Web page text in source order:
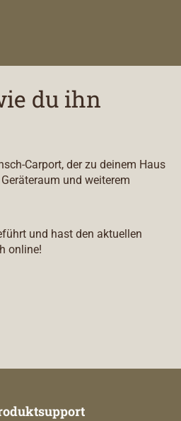
du ihn
Carport, der zu deinem Haus
und weiterem
und hast den aktuellen
online!